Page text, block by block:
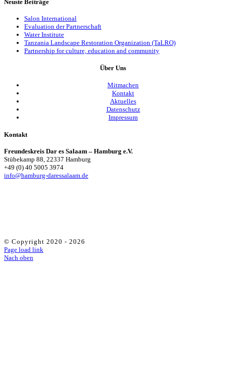
Neuste Beiträge
Salon International
Evaluation der Partnerschaft
Water Institute
Tanzania Landscape Restoration Organization (TaLRO)
Partnership for culture, education and community
Über Uns
Mitmachen
Kontakt
Aktuelles
Datenschutz
Impressum
Kontakt
Freundeskreis Dar es Salaam – Hamburg e.V.
Stübekamp 88, 22337 Hamburg
+49 (0) 40 5005 3974
info@hamburg-daressalaam.de
© Copyright 2020 - 2026
Page load link
Nach oben